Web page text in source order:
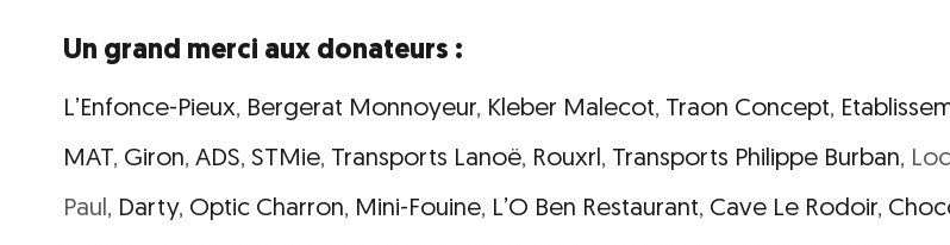
Un grand merci aux donateurs :
L’Enfonce-Pieux, Bergerat Monnoyeur, Kleber Malecot, Traon Concept,
MAT, Giron, ADS, STMie, Transports Lanoë, Rouxrl, Transports Philippe Burban,
Paul, Darty, Optic Charron, Mini-Fouine, L’O Ben Restaurant, Cave Le Rodoir,